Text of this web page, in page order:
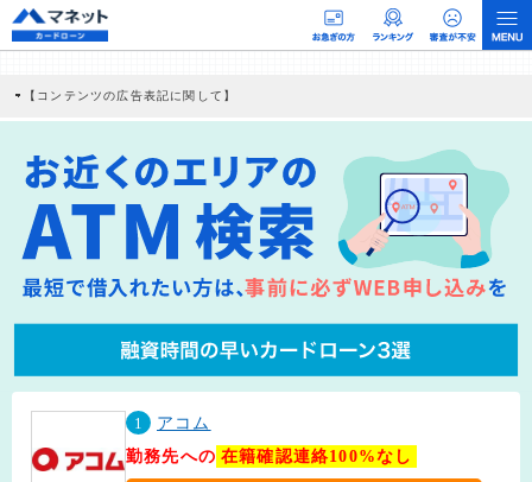
【コンテンツの広告表記に関して】
社に対して企業から紹介報酬が支払われるという収益モデルです。 ただし、特定の
商品を根拠なくPRするものではなく、当編集部の調査／ユーザーへの口コミ収集な
どに基づき、公平性を担保した情報提供を行っています。
>提携企業一覧
1
アコム
勤務先への 在籍確認連絡100%なし